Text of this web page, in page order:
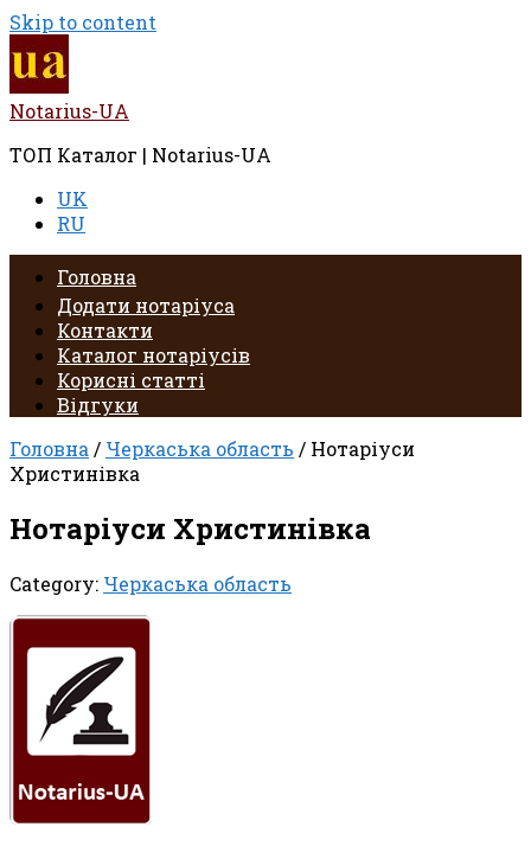
Skip to content
Notarius-UA
ТОП Каталог | Notarius-UA
UK
RU
Головна
Додати нотаріуса
Контакти
Каталог нотаріусів
Корисні статті
Відгуки
Головна / Черкаська область / Нотаріуси
Христинівка
Нотаріуси Христинівка
Category: Черкаська область